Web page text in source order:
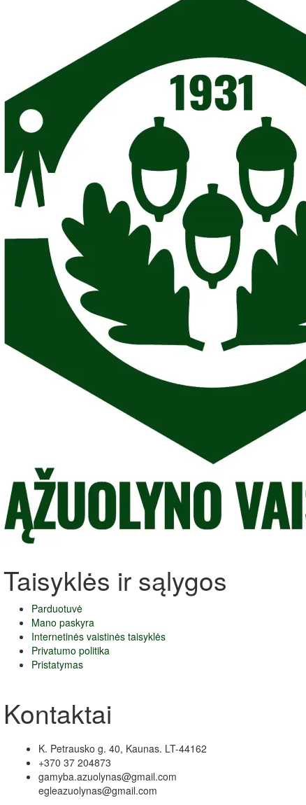
Taisyklės ir sąlygos
Parduotuvė
Mano paskyra
Internetinės vaistinės taisyklės
Privatumo politika
Pristatymas
Kontaktai
K. Petrausko g. 40, Kaunas. LT-44162
+370 37 204873
gamyba.azuolynas@gmail.com
egleazuolynas@gmail.com